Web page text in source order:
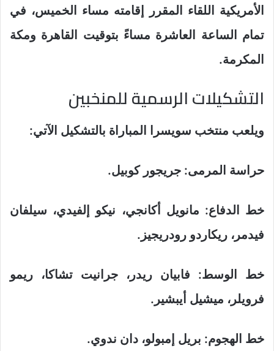
الأمريكية اللقاء المقرر إقامته مساء الخميس، في
تمام الساعة العاشرة مساءً بتوقيت القاهرة ومكة
المكرمة.
التشكيلات الرسمية للمنخبين
ويلعب منتخب سويسرا المباراة بالتشكيل الآتي:
حراسة المرمى: جريجور كوبيل.
خط الدفاع: مانويل أكانجي، نيكو إلفيدي، سيلفان
فيدمر، ريكاردو رودريجيز.
خط الوسط: فابيان ريدر، جرانيت تشاكا، ريمو
فرويلر، ميشيل أيبشير.
خط الهجوم: بريل إمبولو، دان ندوي.